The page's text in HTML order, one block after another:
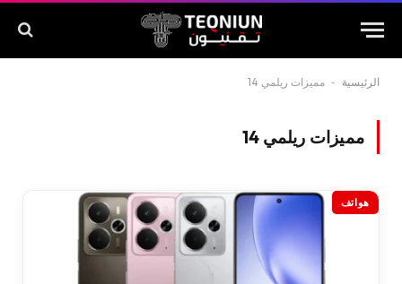
الرئيسية - مميزات ريلمي 14
مميزات ريلمي 14
هواتف